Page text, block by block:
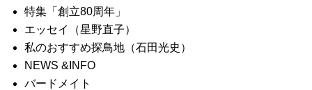
特集「創立80周年」
エッセイ（星野直子）
私のおすすめ探鳥地（石田光史）
NEWS &INFO
バードメイト